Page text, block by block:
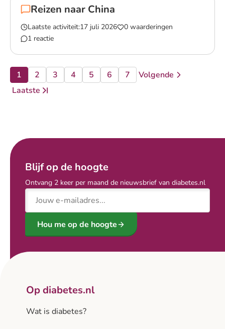
Reizen naar China
Laatste activiteit:17 juli 2026
0 waarderingen
1 reactie
Ga naar
pagina
1 pagina
2 pagina
3 pagina
4 pagina
5 pagina
6 pagina
7 Volgende
pagina
Laatste
pagina
Blijf op de hoogte
Ontvang 2 keer per maand de nieuwsbrief van diabetes.nl
E-mailadres
Hou me op de hoogte
Op diabetes.nl
Wat is diabetes?